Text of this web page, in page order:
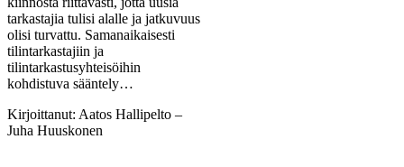
tarkastajia tulisi alalle ja jatkuvuus
olisi turvattu. Samanaikaisesti
tilintarkastajiin ja
tilintarkastusyhteisöihin
kohdistuva sääntely…
Kirjoittanut: Aatos Hallipelto –
Juha Huuskonen